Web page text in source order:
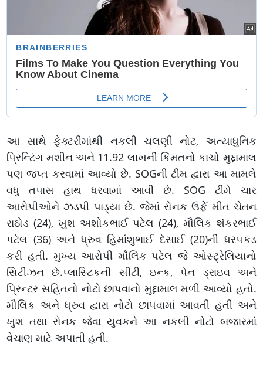
આ સાથે ફેક્ટરીમાંથી નકલી ચલણી નોટ, અત્યાધુનિક
પ્રિન્ટિંગ મશીન અને 11.92 લાખની કિંમતનો કાચો મુદ્દામાલ
પણ જપ્ત કરવામાં આવ્યો છે. SOGની ટીમ દ્વારા આ મામલે
વધુ તપાસ હાથ ધરવામાં આવી છે. SOG ટીમે ચાર
આરોપીઓને ઝડપી પાડ્યા છે. જેમાં રોનક ઉર્ફે મીત ચેતન
રાઠોડ (24), ખુશ અશોકભાઈ પટેલ (24), મૌલિક શંકરભાઈ
પટેલ (36) અને ધ્રુવ હિમાંશુભાઈ દેસાઈ (20)ની ધરપકડ
કરી હતી. મુખ્ય આરોપી મૌલિક પટેલ જે ઓસ્ટ્રેલિયાનો
સિટીઝન છે.પ્લાસ્ટિકની સીટી, ઇન્ક, પેન ડ્રાઇવ અને
પ્રિન્ટર સહિતનો નોટો છાપવાનો મુદ્દામાલ મળી આવ્યો હતો.
મૌલિક અને ધ્રુવ દ્વારા નોટો છાપવામાં આવતી હતી અને
ખુશ તથા રોનક જેવા યુવકને આ નકલી નોટો બજારમાં
વેચાણ માટે અપાતી હતી.